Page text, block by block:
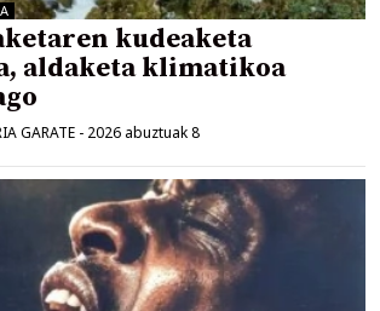
kudeaketa
aldaketa klimatikoa
GARATE - 2026 abuztuak 8